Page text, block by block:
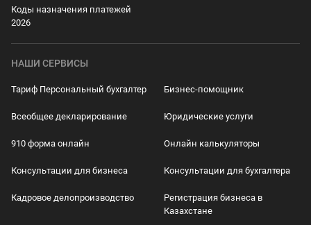
Коды назначения платежей
2026
НАШИ СЕРВИСЫ
Тариф Персональный бухгалтер Бизнес-помощник
Всеобщее декларирование Юридические услуги
910 форма онлайн Онлайн калькуляторы
Консультации для бизнеса Консультации для бухгалтера
Кадровое делопроизводство
Регистрация бизнеса в
Казахстане